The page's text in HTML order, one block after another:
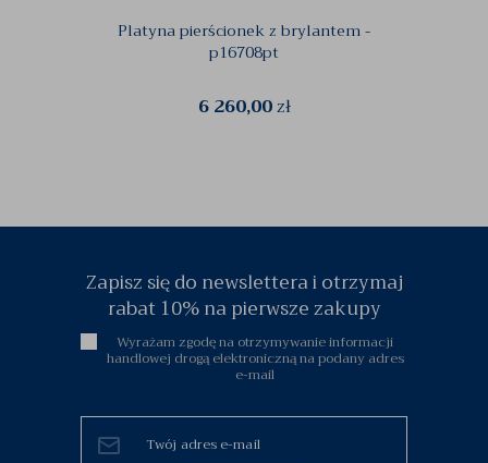
Platyna pierścionek z brylantem -
p16708pt
6 260,00zł
Zapisz się do newslettera i otrzymaj
rabat 10% na pierwsze zakupy
Wyrażam zgodę na otrzymywanie informacji
handlowej drogą elektroniczną na podany adres
e-mail